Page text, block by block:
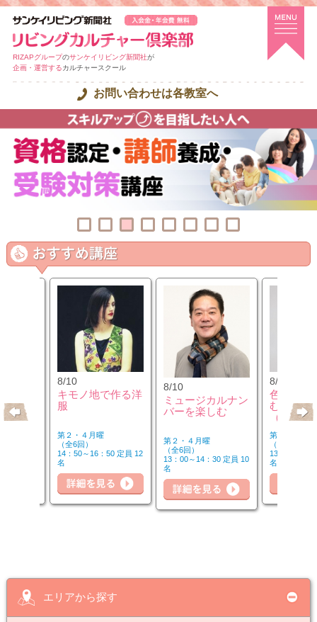
RIZAPグループのサンケイリビング新聞社が
企画・運営するカルチャースクール
お問い合わせは各教室へ
＆リ
8/10
キモノ地で作る洋
服
第２・４月曜
（全6回）
14：50～16：50 定員 12
名
8/10
ミュージカルナン
バーを楽しむ
第２・４月曜
（全6回）
13：00～14：30 定員 10
名
8/12
色のチカ
むカラー
（第2水
第２水曜
（全3回）
13：00～14
名
詳細を見る 詳細を見る
エリアから探す